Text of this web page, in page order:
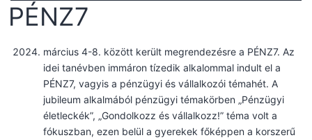
PÉNZ7
március 4-8. között került megrendezésre a PÉNZ7. Az
idei tanévben immáron tízedik alkalommal indult el a
PÉNZ7, vagyis a pénzügyi és vállalkozói témahét. A
jubileum alkalmából pénzügyi témakörben „Pénzügyi
életleckék”, „Gondolkozz és vállalkozz!” téma volt a
fókuszban, ezen belül a gyerekek főképpen a korszerű